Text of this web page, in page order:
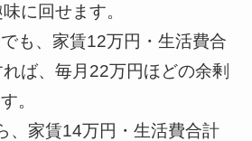
--
に回せます。
も、家賃12万円・生活費合
ば、毎月22万円ほどの余剰
。
、家賃14万円・生活費合計